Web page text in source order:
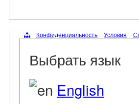
Конфиденциальность Условия
Выбрать язык
English